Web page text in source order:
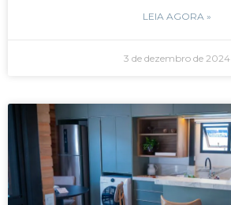
LEIA AGORA »
3 de dezembro de 2024